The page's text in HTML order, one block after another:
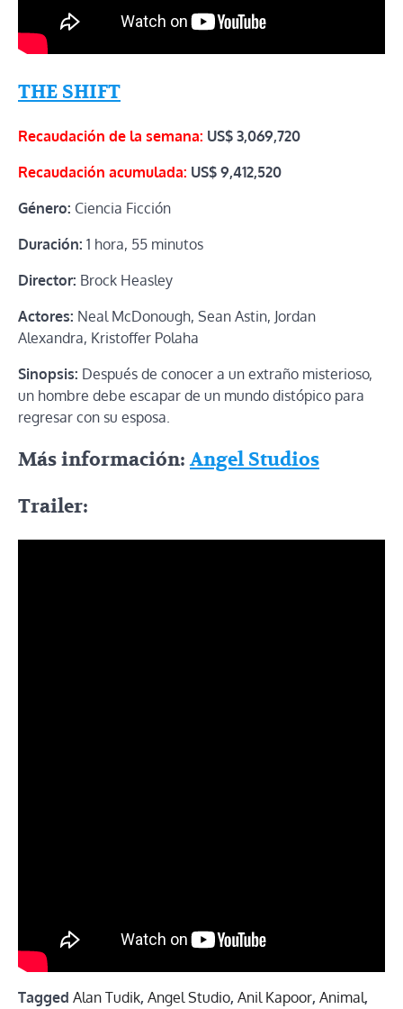
THE SHIFT
Recaudación de la semana: US$ 3,069,720
Recaudación acumulada: US$ 9,412,520
Género: Ciencia Ficción
Duración: 1 hora, 55 minutos
Director: Brock Heasley
Actores: Neal McDonough, Sean Astin, Jordan
Alexandra, Kristoffer Polaha
Sinopsis: Después de conocer a un extraño misterioso,
un hombre debe escapar de un mundo distópico para
regresar con su esposa.
Más información:Angel Studios
Trailer:
Tagged Alan Tudik, Angel Studio, Anil Kapoor, Animal,